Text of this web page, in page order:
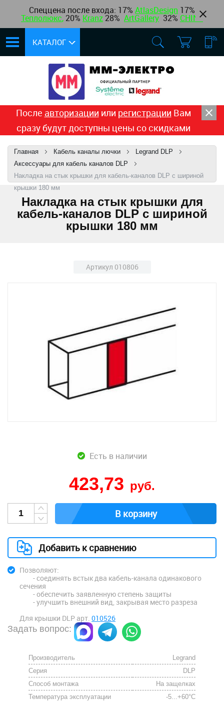
Спеццена после входа: 17% AtlasDesign 17%
Теплолюкс, 20% Kranz 28% ArtGallery 32% CHINT
КАТАЛОГ
После авторизации или регистрации Вам
сразу будут доступны цены со скидками
Главная Кабель каналы лючки
Legrand DLP
Аксессуары для кабель каналов DLP
Накладка на стык крышки для кабель-каналов DLP с шириной
крышки 180 мм
Накладка на стык крышки для
кабель-каналов DLP с шириной
крышки 180 мм
Артикул 010806
Есть в наличии
423,73 руб.
В корзину
Добавить к сравнению
Позволяют:
- соединять встык два кабель-канала одинакового
сечения
- обеспечить заявленную степень защиты
- улучшить внешний вид, закрывая место разреза
Для крышки DLP арт. 010526
Задать вопрос:
Производитель
Legrand
Серия
DLP
Способ монтажа
На защелках
Температура эксплуатации
-5...+60°С